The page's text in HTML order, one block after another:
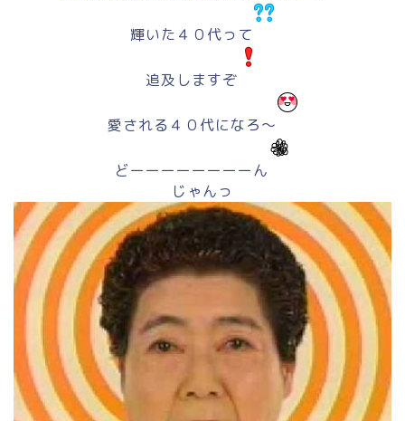
輝いた４０代って
追及しますぞ
愛される４０代になろ～
どーーーーーーーーん
じゃんっ